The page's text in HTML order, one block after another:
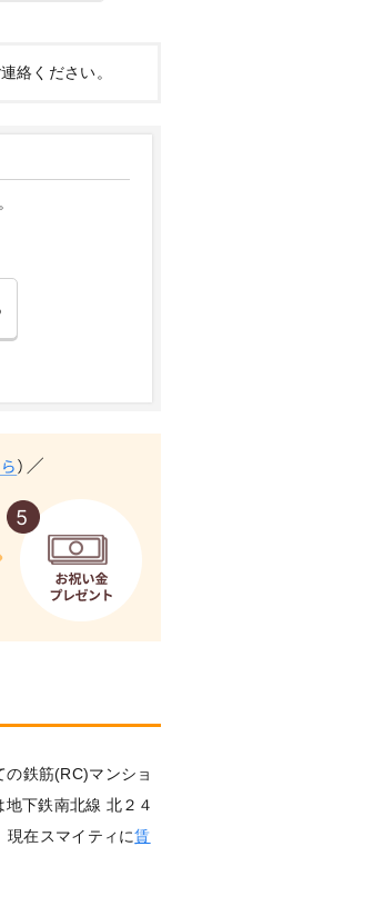
絡ください。
鉄筋(RC)マンショ
下鉄南北線 北２４
現在スマイティに賃